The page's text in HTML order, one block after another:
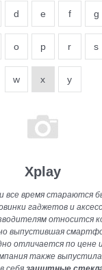
d e f g
o p r s
w x y
Xplay
все время стараются
гаджетов и
относится
выпустившая
отличается по цене
также